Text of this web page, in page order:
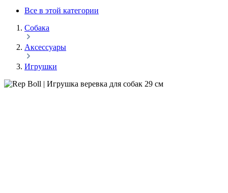
Все в этой категории
Собака
Аксессуары
Игрушки